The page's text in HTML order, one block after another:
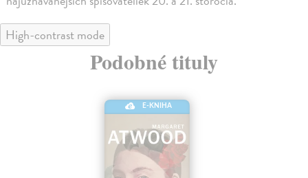
High-contrast mode
Podobné tituly
E-KNIHA